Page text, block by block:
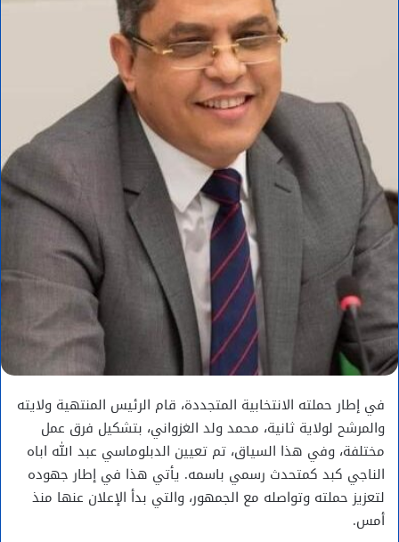
في إطار حملته الانتخابية المتجددة، قام الرئيس المنتهية ولايته
والمرشح لولاية ثانية، محمد ولد الغزواني، بتشكيل فرق عمل
مختلفة، وفي هذا السياق، تم تعيين الدبلوماسي عبد الله اباه
الناجي كبد كمتحدث رسمي باسمه. يأتي هذا في إطار جهوده
لتعزيز حملته وتواصله مع الجمهور، والتي بدأ الإعلان عنها منذ
أمس.